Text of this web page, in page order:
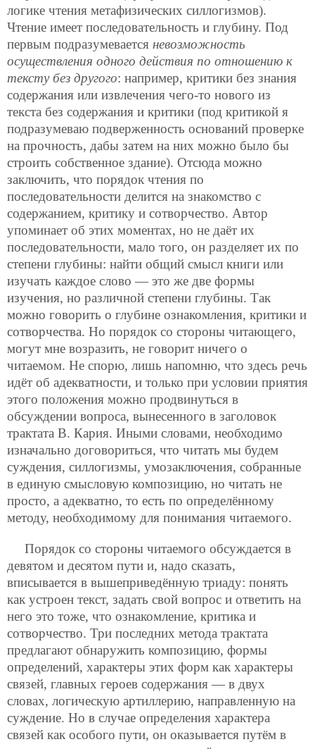
логике чтения метафизических силлогизмов).
Чтение имеет последовательность и глубину. Под
первым подразумевается невозможность
осуществления одного действия по отношению к
тексту без другого: например, критики без знания
содержания или извлечения чего-то нового из
текста без содержания и критики (под критикой я
подразумеваю подверженность оснований проверке
на прочность, дабы затем на них можно было бы
строить собственное здание). Отсюда можно
заключить, что порядок чтения по
последовательности делится на знакомство с
содержанием, критику и сотворчество. Автор
упоминает об этих моментах, но не даёт их
последовательности, мало того, он разделяет их по
степени глубины: найти общий смысл книги или
изучать каждое слово — это же две формы
изучения, но различной степени глубины. Так
можно говорить о глубине ознакомления, критики и
сотворчества. Но порядок со стороны читающего,
могут мне возразить, не говорит ничего о
читаемом. Не спорю, лишь напомню, что здесь речь
идёт об адекватности, и только при условии приятия
этого положения можно продвинуться в
обсуждении вопроса, вынесенного в заголовок
трактата В. Кария. Иными словами, необходимо
изначально договориться, что читать мы будем
суждения, силлогизмы, умозаключения, собранные
в единую смысловую композицию, но читать не
просто, а адекватно, то есть по определённому
методу, необходимому для понимания читаемого.
Порядок со стороны читаемого обсуждается в
девятом и десятом пути и, надо сказать,
вписывается в вышеприведённую триаду: понять
как устроен текст, задать свой вопрос и ответить на
него это тоже, что ознакомление, критика и
сотворчество. Три последних метода трактата
предлагают обнаружить композицию, формы
определений, характеры этих форм как характеры
связей, главных героев содержания — в двух
словах, логическую артиллерию, направленную на
суждение. Но в случае определения характера
связей как особого пути, он оказывается путём в